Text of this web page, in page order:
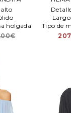
AND
holgada
azul
Largo:
Tipo de